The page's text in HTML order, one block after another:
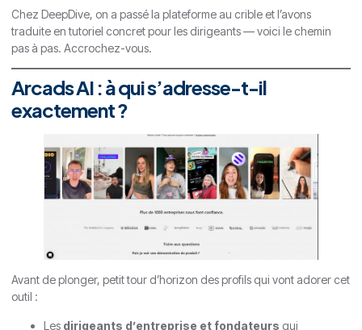
Chez DeepDive, on a passé la plateforme au crible et l’avons
traduite en tutoriel concret pour les dirigeants — voici le chemin
pas à pas. Accrochez-vous.
Arcads AI : à qui s’adresse-t-il
exactement ?
Avant de plonger, petit tour d’horizon des profils qui vont adorer cet
outil :
Les dirigeants d’entreprise et fondateurs qui